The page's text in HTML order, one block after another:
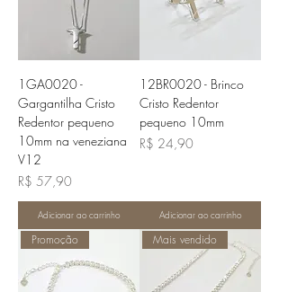
1GA0020 -
Gargantilha Cristo
Redentor pequeno
10mm na veneziana
V12
Preço
R$ 57,90
Adicionar ao carrinho
12BR0020 - Brinco
Cristo Redentor
pequeno 10mm
Preço
R$ 24,90
Adicionar ao carrinho
Promoção Mais vendido